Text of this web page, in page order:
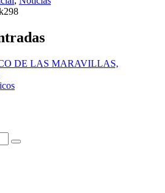
DE LAS MARAVILLAS,